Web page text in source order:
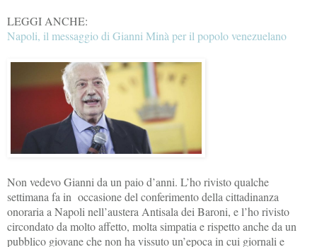
LEGGI ANCHE:
Napoli, il messaggio di Gianni Minà per il popolo venezuelano
Non vedevo Gianni da un paio d’anni. L’ho rivisto qualche
settimana fa in occasione del conferimento della cittadinanza
onoraria a Napoli nell’austera Antisala dei Baroni, e l’ho rivisto
circondato da molto affetto, molta simpatia e rispetto anche da un
pubblico giovane che non ha vissuto un’epoca in cui giornali e